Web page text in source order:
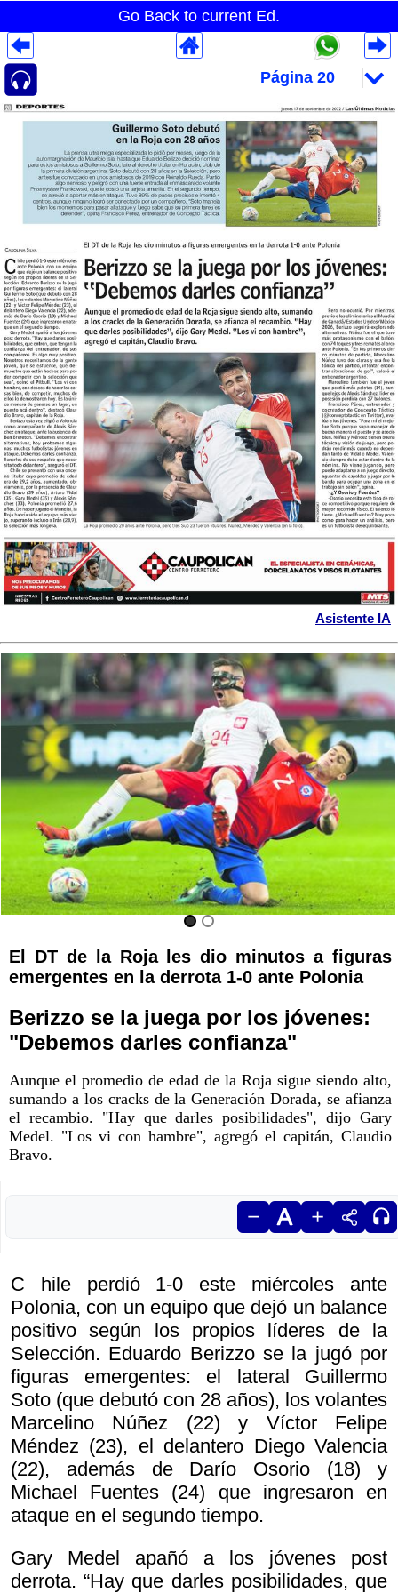
Go Back to current Ed.
Asistente IA
El DT de la Roja les dio minutos a figuras
emergentes en la derrota 1-0 ante Polonia
Berizzo se la juega por los jóvenes:
"Debemos darles confianza"
Aunque el promedio de edad de la Roja sigue siendo alto,
sumando a los cracks de la Generación Dorada, se afianza
el recambio. "Hay que darles posibilidades", dijo Gary
Medel. "Los vi con hambre", agregó el capitán, Claudio
Bravo.
C hile perdió 1-0 este miércoles ante
Polonia, con un equipo que dejó un balance
positivo según los propios líderes de la
Selección. Eduardo Berizzo se la jugó por
figuras emergentes: el lateral Guillermo
Soto (que debutó con 28 años), los volantes
Marcelino Núñez (22) y Víctor Felipe
Méndez (23), el delantero Diego Valencia
(22), además de Darío Osorio (18) y
Michael Fuentes (24) que ingresaron en
ataque en el segundo tiempo.
Gary Medel apañó a los jóvenes post
derrota. “Hay que darles posibilidades, que
Despliegues Analytics
Despliegues Totales
Despliegues por Rubros